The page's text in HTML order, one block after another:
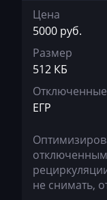
Changhe
Chevrolet
Chrysler
Claas
CMI
Siemens MSV7x
Siemens MSV8x
Siemens MSV90
Цена
5000 руб.
Размер
512 КБ
ЕГР
не снимать,